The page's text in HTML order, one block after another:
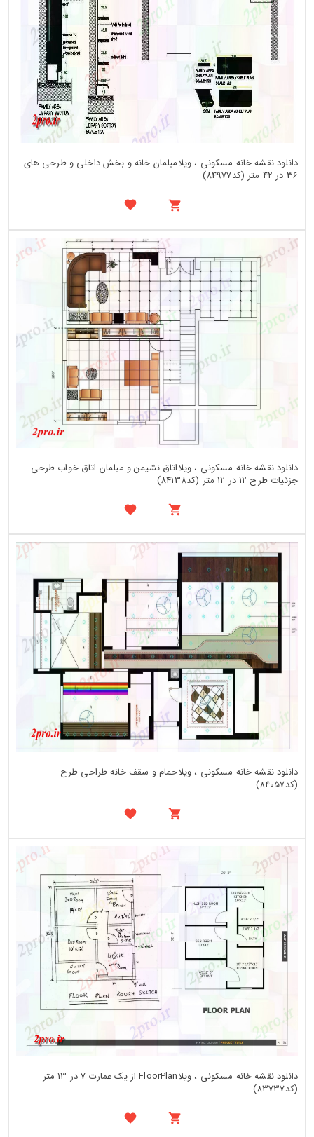
دانلود نقشه خانه مسکونی ، ویلامبلمان خانه و بخش داخلی و طرحی های
36 در 42 متر (کد84977)
دانلود نقشه خانه مسکونی ، ویلااتاق نشیمن و مبلمان اتاق خواب طرحی
جزئیات طرح 12 در 12 متر (کد84138)
دانلود نقشه خانه مسکونی ، ویلاحمام و سقف خانه طراحی طرح
(کد84057)
دانلود نقشه خانه مسکونی ، ویلاFloorPlan از یک عمارت 7 در 13 متر
(کد83737)